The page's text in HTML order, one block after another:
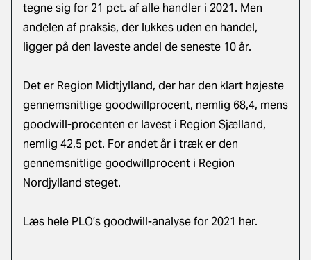
tegne sig for 21 pct. af alle handler i 2021. Men
andelen af praksis, der lukkes uden en handel,
ligger på den laveste andel de seneste 10 år.
Det er Region Midtjylland, der har den klart højeste
gennemsnitlige goodwillprocent, nemlig 68,4, mens
goodwill-procenten er lavest i Region Sjælland,
nemlig 42,5 pct. For andet år i træk er den
gennemsnitlige goodwillprocent i Region
Nordjylland steget.
Læs hele PLO’s goodwill-analyse for 2021 her.